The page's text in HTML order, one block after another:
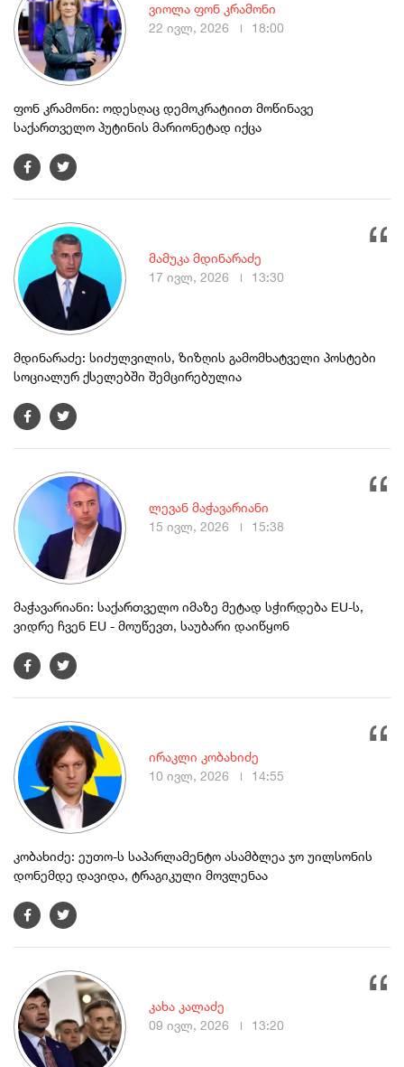
ფონ კრამონი: ოდესღაც დემოკრატიით მოწინავე
საქართველო პუტინის მარიონეტად იქცა
ვიოლა ფონ კრამონი
22 ივლ, 2026
18:00
მდინარაძე: სიძულვილის, ზიზღის გამომხატველი პოსტები
სოციალურ ქსელებში შემცირებულია
მამუკა მდინარაძე
17 ივლ, 2026
13:30
მაჭავარიანი: საქართველო იმაზე მეტად სჭირდება EU-ს,
ვიდრე ჩვენ EU - მოუწევთ, საუბარი დაიწყონ
ლევან მაჭავარიანი
15 ივლ, 2026
15:38
კობახიძე: ეუთო-ს საპარლამენტო ასამბლეა ჯო უილსონის
დონემდე დავიდა, ტრაგიკული მოვლენაა
ირაკლი კობახიძე
10 ივლ, 2026
14:55
კახა კალაძე
09 ივლ, 2026
13:20